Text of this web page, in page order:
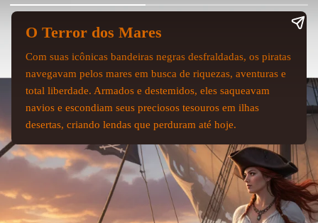
O Terror dos Mares
Com suas icônicas bandeiras negras desfraldadas, os piratas
navegavam pelos mares em busca de riquezas, aventuras e
total liberdade. Armados e destemidos, eles saqueavam
navios e escondiam seus preciosos tesouros em ilhas
desertas, criando lendas que perduram até hoje.